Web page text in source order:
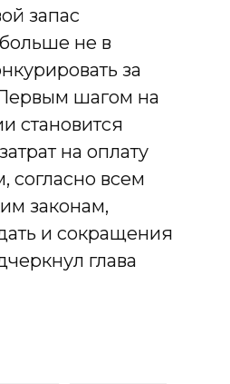
запас
не в
за
шагом на
становится
на оплату
согласно всем
законам,
и сокращения
глава